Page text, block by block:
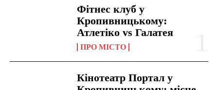
Фітнес клуб у
Кропивницькому:
Атлетіко vs Галатея
ПРО МІСТО
Кінотеатр Портал у